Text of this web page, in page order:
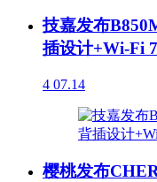
技嘉发布
插设计+Wi-Fi
4 07.14
樱桃发布